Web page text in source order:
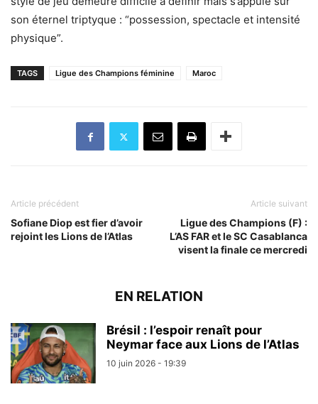
son éternel triptyque : “possession, spectacle et intensité
physique”.
TAGS Ligue des Champions féminine Maroc
Article précédent
Sofiane Diop est fier d’avoir
rejoint les Lions de l’Atlas
Article suivant
Ligue des Champions (F) :
L’AS FAR et le SC Casablanca
visent la finale ce mercredi
EN RELATION
Brésil : l’espoir renaît pour
Neymar face aux Lions de l’Atlas
10 juin 2026 - 19:39